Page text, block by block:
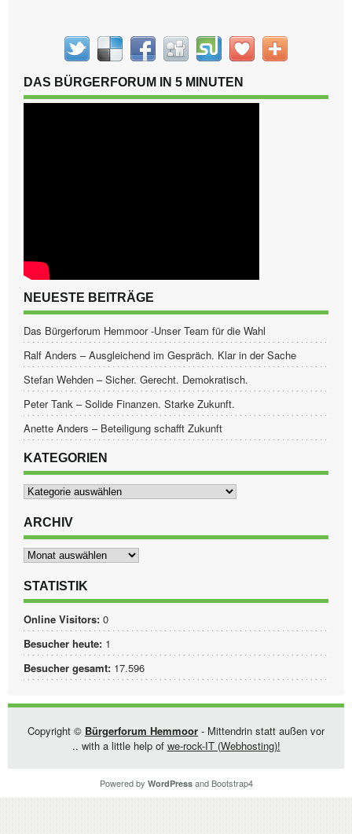
DAS BÜRGERFORUM IN 5 MINUTEN
NEUESTE BEITRÄGE
Das Bürgerforum Hemmoor -Unser Team für die Wahl
Ralf Anders – Ausgleichend im Gespräch. Klar in der Sache
Stefan Wehden – Sicher. Gerecht. Demokratisch.
Peter Tank – Solide Finanzen. Starke Zukunft.
Anette Anders – Beteiligung schafft Zukunft
KATEGORIEN
Kategorien
ARCHIV
Archiv
STATISTIK
Online Visitors: 0
Besucher heute: 1
Besucher gesamt: 17.596
Copyright © Bürgerforum Hemmoor - Mittendrin statt außen vor
.. with a little help of we-rock-IT (Webhosting)!
Powered by WordPressand Bootstrap4